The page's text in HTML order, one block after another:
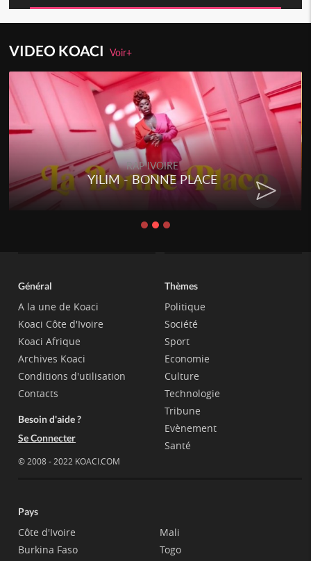
VIDEO KOACIVoir+
RAP IVOIRE
YILIM - BONNE PLACE
Général
A la une de Koaci
Koaci Côte d'Ivoire
Koaci Afrique
Archives Koaci
Conditions d'utilisation
Contacts
Besoin d'aide ?
Se Connecter
© 2008 - 2022 KOACI.COM
Thèmes
Politique
Société
Sport
Economie
Culture
Technologie
Tribune
Evènement
Santé
Pays
Côte d'Ivoire
Burkina Faso
Mali
Togo